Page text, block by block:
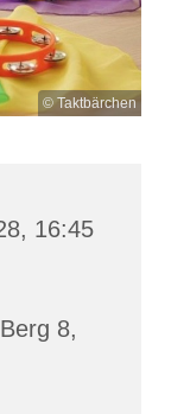
© Taktbärchen
16:45
8,